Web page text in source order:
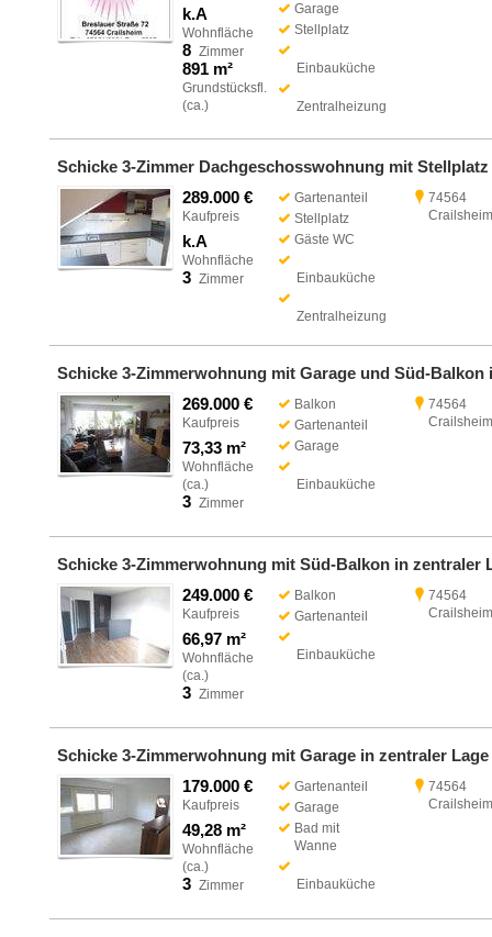
k.A
Wohnfläche
8 Zimmer
891 m²
Grundstücksfl.
(ca.)
Garage
Stellplatz
Einbauküche
Zentralheizung
289.000 €
Kaufpreis
k.A
Wohnfläche
3 Zimmer
Gartenanteil
Stellplatz
Gäste WC
Einbauküche
Zentralheizung
74564
Crailsheim
269.000 €
Kaufpreis
73,33 m²
Wohnfläche
(ca.)
3 Zimmer
Balkon
Gartenanteil
Garage
Einbauküche
74564
Crailsheim
249.000 €
Kaufpreis
66,97 m²
Wohnfläche
(ca.)
3 Zimmer
Balkon
Gartenanteil
Einbauküche
74564
Crailsheim
179.000 €
Kaufpreis
49,28 m²
Wohnfläche
(ca.)
3 Zimmer
Gartenanteil
Garage
Bad mit
Wanne
Einbauküche
74564
Crailsheim